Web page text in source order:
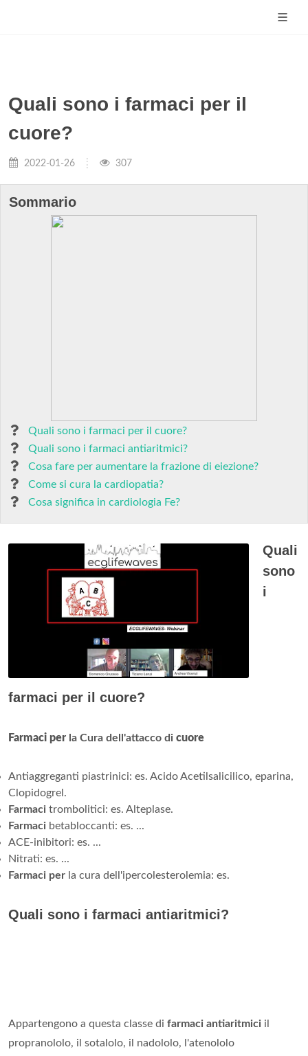
Quali sono i farmaci per il
cuore?
2022-01-26 307
Sommario
Quali sono i farmaci per il cuore?
Quali sono i farmaci antiaritmici?
Cosa fare per aumentare la frazione di eiezione?
Come si cura la cardiopatia?
Cosa significa in cardiologia Fe?
Quali
sono
i
farmaci per il cuore?
Farmaci per la Cura dell'attacco di cuore
Antiaggreganti piastrinici: es. Acido Acetilsalicilico, eparina,
Clopidogrel.
Farmaci trombolitici: es. Alteplase.
Farmaci betabloccanti: es. ...
ACE-inibitori: es. ...
Nitrati: es. ...
Farmaci per la cura dell'ipercolesterolemia: es.
Quali sono i farmaci antiaritmici?
Appartengono a questa classe di farmaci antiaritmici il
propranololo, il sotalolo, il nadololo, l'atenololo